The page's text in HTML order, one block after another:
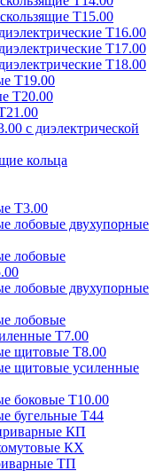
Т15.00
Т16.00
Т17.00
Т18.00
Т19.00
Т20.00
с диэлектрической
кольца
Т3.00
лобовые двухупорные
лобовые
лобовые двухупорные
лобовые
Т7.00
щитовые Т8.00
щитовые усиленные
боковые Т10.00
бугельные Т44
КП
КХ
ТП